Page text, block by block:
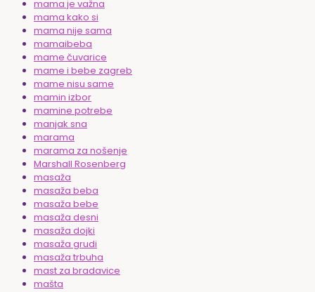
mama je važna
mama kako si
mama nije sama
mamaibeba
mame čuvarice
mame i bebe zagreb
mame nisu same
mamin izbor
mamine potrebe
manjak sna
marama
marama za nošenje
Marshall Rosenberg
masaža
masaža beba
masaža bebe
masaža desni
masaža dojki
masaža grudi
masaža trbuha
mast za bradavice
mašta